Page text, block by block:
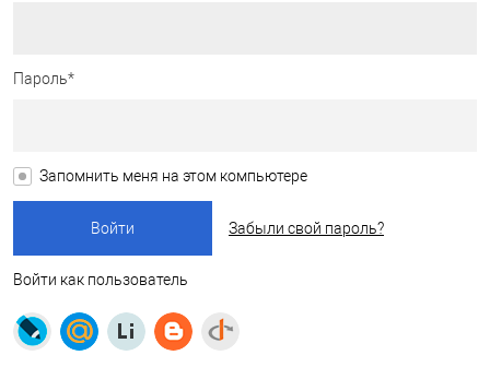
Пароль*
Запомнить меня на этом компьютере
Забыли свой пароль?
Войти как пользователь